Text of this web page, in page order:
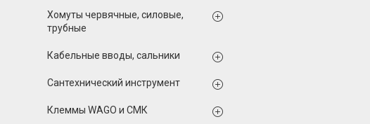
Хомуты червячные, силовые,
трубные
Кабельные вводы, сальники
Сантехнический инструмент
Клеммы WAGO и СМК